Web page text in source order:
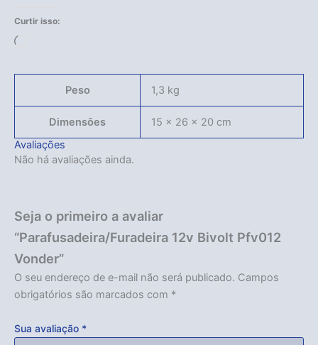
Curtir isso:
Peso 1,3 kg
Dimensões
15 × 26 × 20 cm
Avaliações
Não há avaliações ainda.
Seja o primeiro a avaliar
“Parafusadeira/Furadeira 12v Bivolt Pfv012
Vonder”
O seu endereço de e-mail não será publicado. Campos
obrigatórios são marcados com *
Sua avaliação *